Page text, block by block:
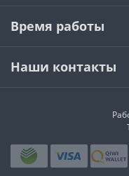
Время работы
Наши контакты